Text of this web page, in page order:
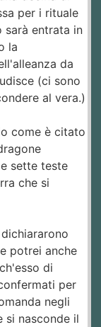
per i rituale
sarà entrata in
la
da
(ci sono
al vera.)
come è citato
sette teste
che si
potrei anche
di
per
negli
nasconde il